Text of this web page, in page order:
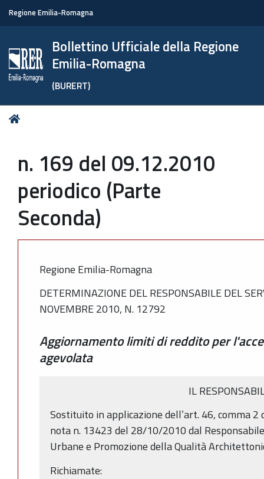
Regione Emilia-Romagna
Bollettino Ufficiale della Regione
Emilia-Romagna
(BURERT)
Tu
n. 169 del 09.12.2010
periodico (Parte
Seconda)
Regione Emilia-Romagna
DETERMINAZIONE DEL RESPONSABILE DEL
NOVEMBRE 2010, N. 12792
Aggiornamento limiti di reddito per
agevolata
IL
Sostituito in applicazione dell’art. 46, comma 2
nota n. 13423 del 28/10/2010 dal
Urbane e Promozione della Qualità
Richiamate: